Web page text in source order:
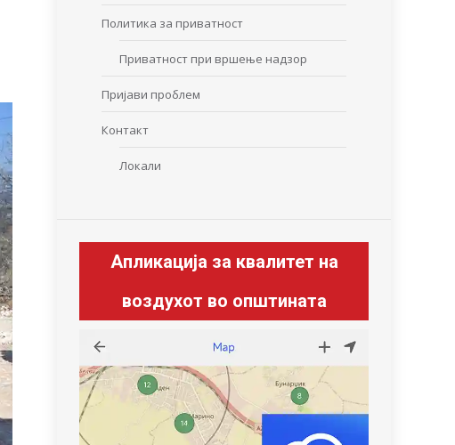
Политика за приватност
Приватност при вршење надзор
Пријави проблем
Контакт
Локали
Апликација за квалитет на
воздухот во општината